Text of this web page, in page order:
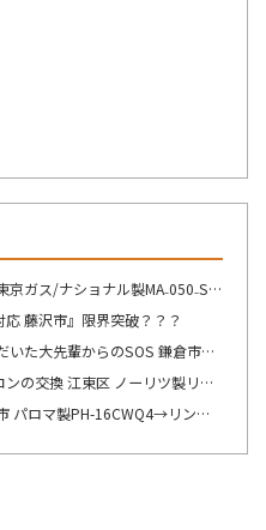
『衣類乾燥機の交換 横浜市金沢区 東京ガス/ナショナル製MA₋050₋ST→リンナイ製RDT-54S-SV へ交換』想像が出来ないですね・・・
応 藤沢市』限界突破？？？
『2017年1/21に交換をさせていただいた大先輩からのSOS 鎌倉市』この週末は、少しゆっくり出来そうです！！！
『リモコンが使いない！ 浴室リモコンの交換 江東区 ノーリツ製リモコン RC-8201Sの交換』自然の驚異を感じますね。
『お湯が出ない！ 給湯器交換 松戸市 パロマ製PH-16CWQ4→リンナイ製RUX-A1616B(A)-E へ交換』ここの所、リモコンの不具合のご連絡を多くて驚きます。